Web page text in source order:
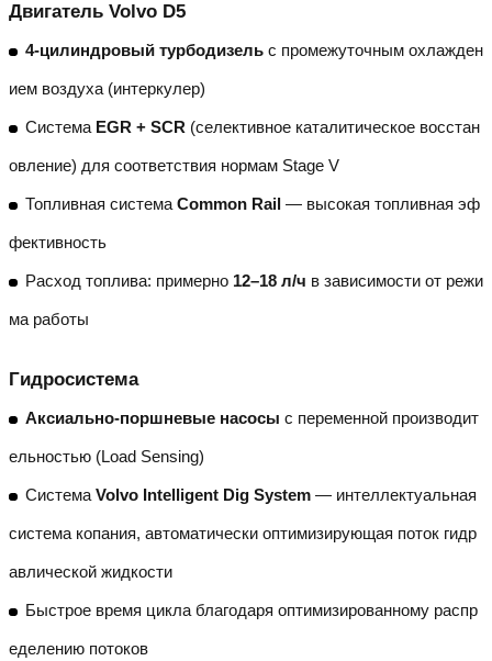
Двигатель Volvo D5
4-цилиндровый турбодизель с промежуточным охлажден
ием воздуха (интеркулер)
Система EGR + SCR (селективное каталитическое восстан
овление) для соответствия нормам Stage V
Топливная система Common Rail — высокая топливная эф
фективность
Расход топлива: примерно 12–18 л/ч в зависимости от режи
ма работы
Гидросистема
Аксиально-поршневые насосы с переменной производит
ельностью (Load Sensing)
Система Volvo Intelligent Dig System — интеллектуальная
система копания, автоматически оптимизирующая поток гидр
авлической жидкости
Быстрое время цикла благодаря оптимизированному распр
еделению потоков